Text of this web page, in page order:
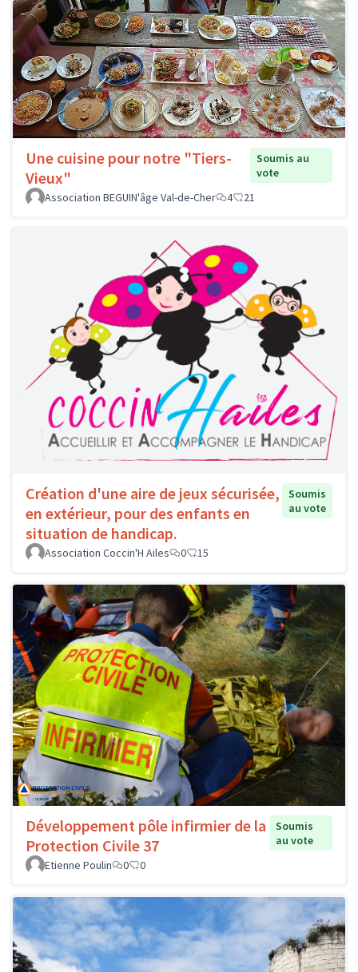
Une cuisine pour notre "Tiers-
Vieux"
Soumis au
vote
Association BEGUIN'âge Val-de-Cher
4 21
Création d'une aire de jeux sécurisée,
en extérieur, pour des enfants en
situation de handicap.
Soumis
au vote
Association Coccin'H Ailes 0 15
Développement pôle infirmier de la
Protection Civile 37
Soumis
au vote
Etienne Poulin
0 0